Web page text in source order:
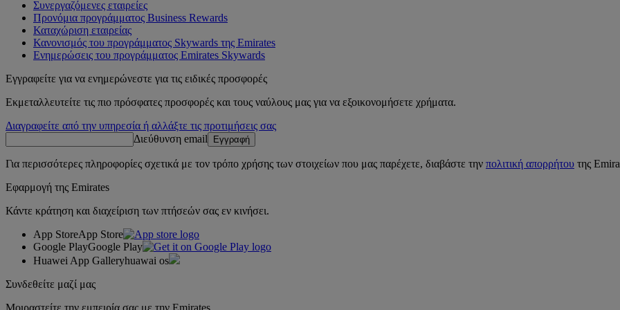
Συνεργαζόμενες εταιρείες
Προνόμια προγράμματος Business Rewards
Καταχώριση εταιρείας
Κανονισμός του προγράμματος Skywards της Emirates
Ενημερώσεις του προγράμματος Emirates Skywards
Εγγραφείτε για να ενημερώνεστε για τις ειδικές προσφορές
Εκμεταλλευτείτε τις πιο πρόσφατες προσφορές και τους ναύλους μας για να εξοικονομήσετε χρήματα.
Διαγραφείτε από την υπηρεσία ή αλλάξτε τις προτιμήσεις σας
Διεύθυνση email
Εγγραφή
Για περισσότερες πληροφορίες σχετικά με τον τρόπο χρήσης των στοιχείων που μας παρέχετε, διαβάστε την πολιτική απορρήτου της
Εφαρμογή της Emirates
Κάντε κράτηση και διαχείριση των πτήσεών σας εν κινήσει.
App StoreApp Store
Google PlayGoogle Play
Huawei App Galleryhuawai os
Συνδεθείτε μαζί μας
Μοιραστείτε την εμπειρία σας με την Emirates.